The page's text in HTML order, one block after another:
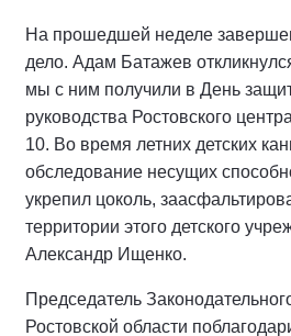
На прошедшей неделе
дело. Адам Батажев
мы с ним получили в День
руководства Ростовского
10. Во время летних детских
обследование несущих
укрепил цоколь,
территории этого детского
Александр Ищенко.
Председатель
Ростовской области